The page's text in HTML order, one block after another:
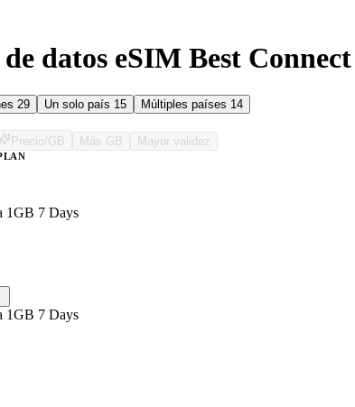
de datos eSIM Best
29 Un solo país 15 Múltiples países 14
Precio/GB Más GB Mayor validez
1GB 7 Days
1GB 7 Days